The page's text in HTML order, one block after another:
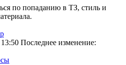
по попаданию в ТЗ, стиль и
Последнее изменение: